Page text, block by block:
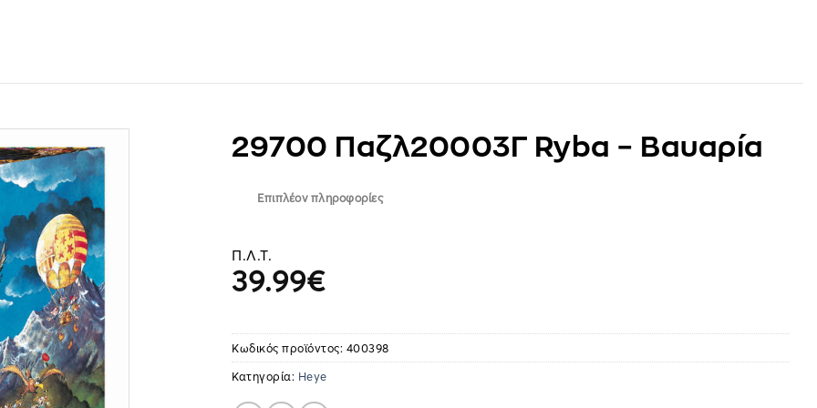
29700 Παζλ20003Γ Ryba – Βαυαρία
Επιπλέον πληροφορίες
Π.Λ.Τ.
39.99€
Κωδικός προϊόντος: 400398
Κατηγορία: Heye